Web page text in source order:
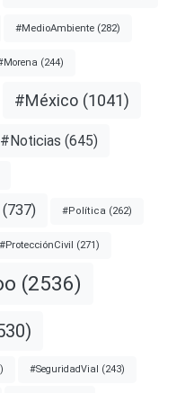
#MedioAmbiente(282)
(244)
#México(1041)
#Noticias (645)
#Política (262)
#ProtecciónCivil (271)
(2536)
#SeguridadVial (243)